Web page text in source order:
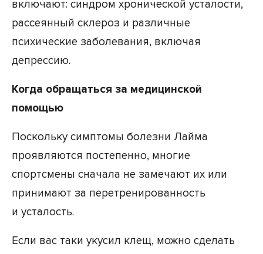
включают: синдром хронической усталости,
рассеянный склероз и различные
психические заболевания, включая
депрессию.
Когда обращаться за медицинской
помощью
Поскольку симптомы болезни Лайма
проявляются постепенно, многие
спортсмены сначала не замечают их или
принимают за перетренированность
и усталость.
Если вас таки укусил клещ, можно сделать